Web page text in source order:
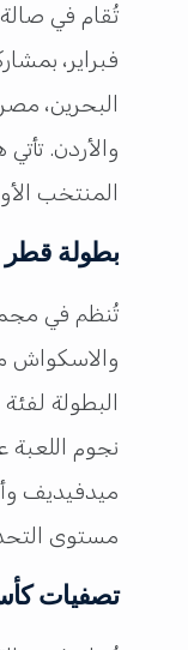
فبراير،
البحرين،
والأردن.
المنتخب
بطولة قطر
تُنظم في
نجوم اللعبة
ميدفيديف
مستوى
تصفيات